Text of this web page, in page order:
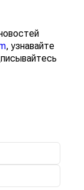
, узнавайте